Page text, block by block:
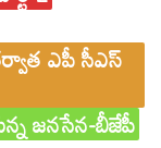
ఎపీ సీఎస్
జనసేన-బీజేపీ